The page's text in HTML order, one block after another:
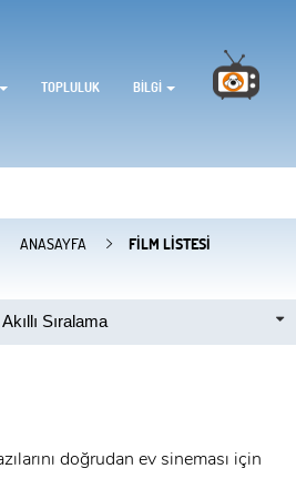
TOPLULUK BILGI
ANASAYFA FILM LISTESI
Akıllı Sıralama
doğrudan ev sineması için